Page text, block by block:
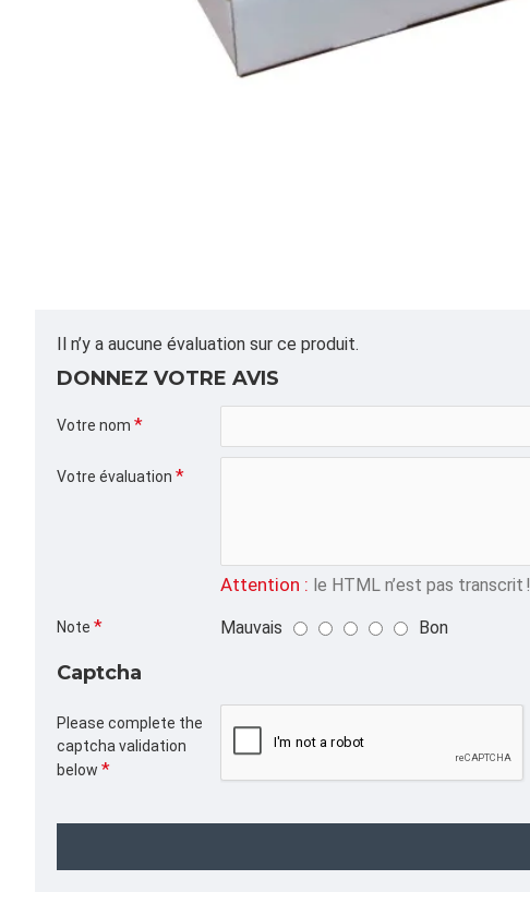
Il n’y a aucune évaluation sur ce produit.
DONNEZ VOTRE AVIS
Votre nom
Votre évaluation
Attention : le HTML n’est pas transcrit !
Note Mauvais Bon
Captcha
Please complete the
captcha validation
below